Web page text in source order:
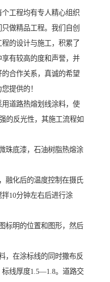
工程均有专人精心组织
做精品工程。我们自创
的设计与施工，积累了
有较高的度和声誉，并
合作关系，真诚的希望
提供的！
道路热熔划线涂料，使
的反光性，其施工流程如
珠底漆，石油树脂热熔涂
融化后的温度控制在摄氏
10分钟左右后进行涂
标明的位置和图形，然后
，在涂标线的同时撒布反
线厚度1.5—1.8。道路交